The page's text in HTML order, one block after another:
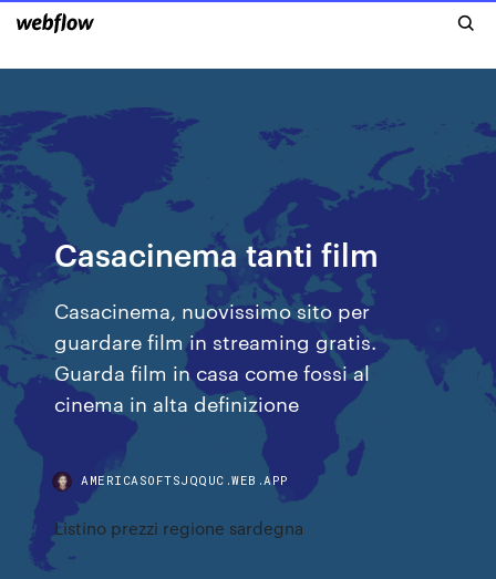
Casacinema tanti film
Casacinema, nuovissimo sito per
guardare film in streaming gratis.
Guarda film in casa come fossi al
cinema in alta definizione
AMERICASOFTSJQQUC.WEB.APP
Listino prezzi regione sardegna